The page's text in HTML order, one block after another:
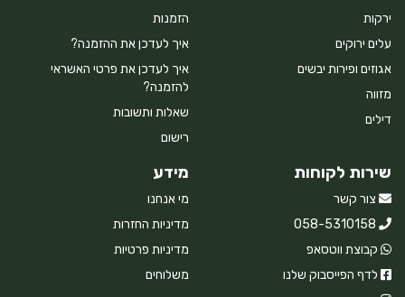
ירקות
עלים ירוקים
אגוזים ופירות יבשים
מזווה
דילים
הזמנות
איך לעדכן את ההזמנה?
איך לעדכן את פרטי האשראי
להזמנה?
שאלות ותשובות
רישום
שירות לקוחות
צור קשר
058-5310158
קבוצת ווטסאפ
לדף הפייסבוק שלנו
מידע
מי אנחנו
מדיניות החזרות
מדיניות פרטיות
משלוחים